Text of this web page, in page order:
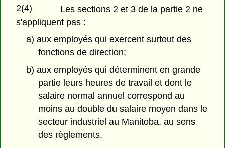
2(4)
Les sections 2 et 3 de la partie 2 ne
s'appliquent pas :
a) aux employés qui exercent surtout des
fonctions de direction;
b) aux employés qui déterminent en grande
partie leurs heures de travail et dont le
salaire normal annuel correspond au
moins au double du salaire moyen dans le
secteur industriel au Manitoba, au sens
des règlements.